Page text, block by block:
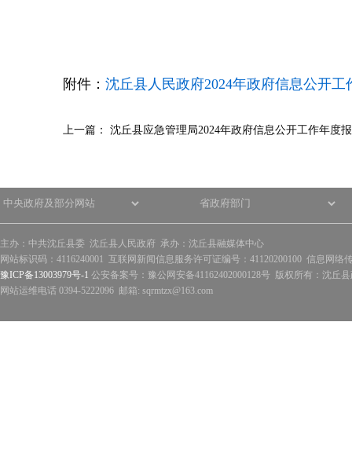
附件： 沈丘县人民政府2024年政府信息公开工
上一篇： 沈丘县应急管理局2024年政府信息公开工作年度
主办：中共沈丘县委 沈丘县人民政府 承办：沈丘县融媒体中心
网站标识码：4116240001 互联网新闻信息服务许可证编号：41120200100 信息网络
豫ICP备13003979号-1 公安备案号：豫公网安备41162402000128号 版权所有：沈丘
网站运维电话 0394-5222096 邮箱: sqrmtzx@163.com